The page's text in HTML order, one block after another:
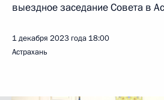
выездное заседание Совета в
1 декабря 2023 года 18:00
Астрахань